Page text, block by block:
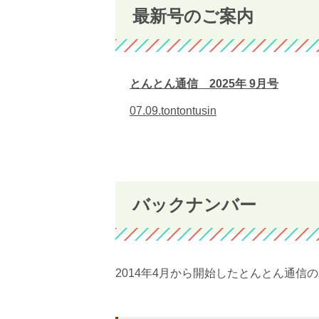
最新号のご案内
とんとん通信 2025年 9月号
07.09.tontontusin
バックナンバー
2014年4月から開始したとんとん通信